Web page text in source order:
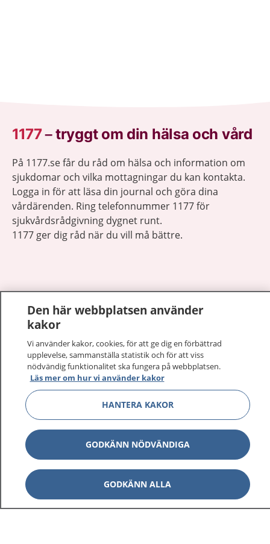
1177–tryggt om din hälsa och vård
På 1177.se får du råd om hälsa och information om
sjukdomar och vilka mottagningar du kan kontakta.
Logga in för att läsa din journal och göra dina
vårdärenden. Ring telefonnummer 1177 för
sjukvårdsrådgivning dygnet runt.
1177 ger dig råd när du vill må bättre.
1177 på flera språk
Om 1177
Kontakt
Behandling av personuppgifter
Hantering av kakor
Inställningar för kakor
Den här webbplatsen använder
kakor
Vi använder kakor, cookies, för att ge dig en förbättrad
upplevelse, sammanställa statistik och för att viss
nödvändig funktionalitet ska fungera på webbplatsen.
Läs mer om hur vi använder kakor
HANTERA KAKOR
GODKÄNN NÖDVÄNDIGA
GODKÄNN ALLA